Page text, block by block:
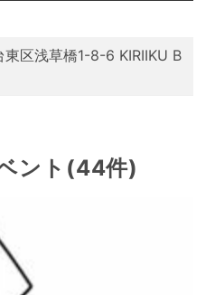
東区浅草橋1-8-6 KIRIIKU B
ント(44件)